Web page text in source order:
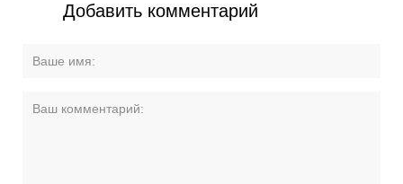
Добавить комментарий